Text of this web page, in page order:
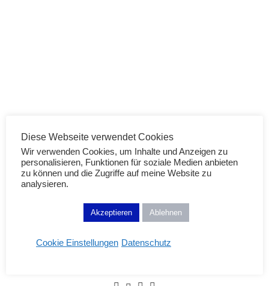
Artdeco – Dita von Teese – Golden Vintage
Preview
Diese Webseite verwendet Cookies
Wir verwenden Cookies, um Inhalte und Anzeigen zu
personalisieren, Funktionen für soziale Medien anbieten
zu können und die Zugriffe auf meine Website zu
analysieren.
Akzeptieren Ablehnen
Cookie Einstellungen Datenschutz